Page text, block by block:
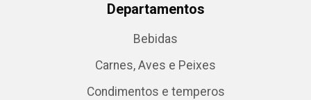
Departamentos
Bebidas
Carnes, Aves e Peixes
Condimentos e temperos